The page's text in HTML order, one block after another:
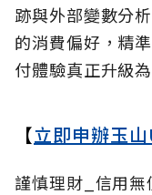
跡與外部變數分
的消費偏好，精
付體驗真正升級
【立即申辦玉
謹慎理財_信用無